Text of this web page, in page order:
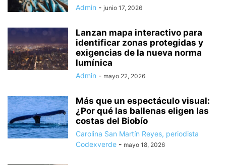
Admin - junio 17, 2026
Lanzan mapa interactivo para
identificar zonas protegidas y
exigencias de la nueva norma
lumínica
Admin - mayo 22, 2026
Más que un espectáculo visual:
¿Por qué las ballenas eligen las
costas del Biobío
Carolina San Martín Reyes, periodista
Codexverde - mayo 18, 2026